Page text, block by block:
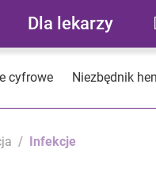
Dla lekarzy
cyfrowe Niezbędnik
Infekcje